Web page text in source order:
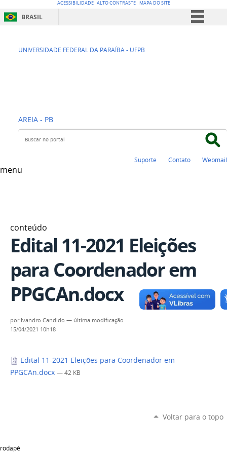
ACESSIBILIDADE ALTO CONTRASTE MAPA DO SITE
BRASIL
Comunica BR
UNIVERSIDADE FEDERAL DA PARAÍBA - UFPB
CCA - CENTRO DE
AREIA - PB
Buscar no portal
Suporte Contato Webmail
menu
conteúdo
Edital 11-2021 Eleições
para Coordenador em
PPGCAn.docx
por Ivandro Candido — última modificação
15/04/2021 10h18
Edital 11-2021 Eleições para Coordenador em
PPGCAn.docx — 42 KB
Voltar para o topo
rodapé